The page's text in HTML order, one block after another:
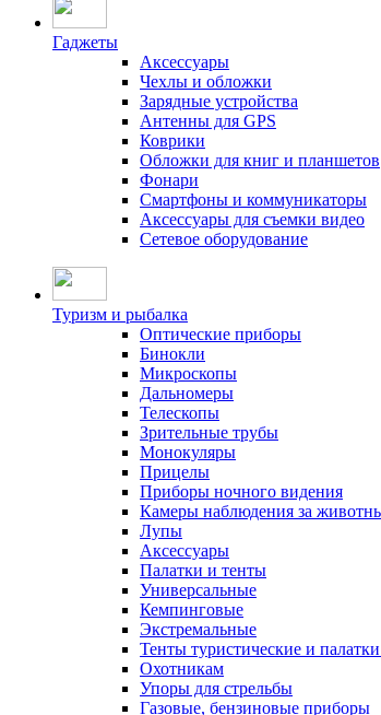
Гаджеты
Аксессуары
Чехлы и обложки
Зарядные устройства
Антенны для GPS
Коврики
Обложки для книг и планшетов
Фонари
Смартфоны и коммуникаторы
Аксессуары для съемки видео
Сетевое оборудование
Туризм и рыбалка
Оптические приборы
Бинокли
Микроскопы
Дальномеры
Телескопы
Зрительные трубы
Монокуляры
Прицелы
Приборы ночного видения
Камеры наблюдения за
Лупы
Аксессуары
Палатки и тенты
Универсальные
Кемпинговые
Экстремальные
Тенты туристические и
Охотникам
Упоры для стрельбы
Газовые, бензиновые приборы